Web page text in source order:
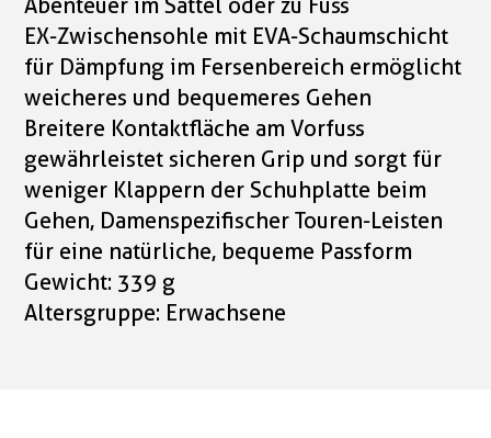
Abenteuer im Sattel oder zu Fuss
EX-Zwischensohle mit EVA-Schaumschicht
für Dämpfung im Fersenbereich ermöglicht
weicheres und bequemeres Gehen
Breitere Kontaktfläche am Vorfuss
gewährleistet sicheren Grip und sorgt für
weniger Klappern der Schuhplatte beim
Gehen, Damenspezifischer Touren-Leisten
für eine natürliche, bequeme Passform
Gewicht: 339 g
Altersgruppe: Erwachsene